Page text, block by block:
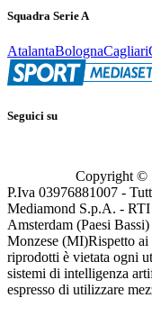
Squadra Serie A
AtalantaBolognaCagliari
Seguici su
Copyright ©
P.Iva 03976881007 -
Mediamond S.p.A. -
Amsterdam (Paesi
Monzese (MI)Rispetto ai
riprodotti è vietata ogni
sistemi di intelligenza
espresso di utilizzare